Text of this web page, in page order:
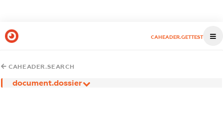
CAHEADER.GETTEST
CAHEADER.SEARCH
document.dossier